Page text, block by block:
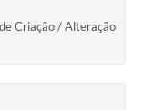
Criação / Alteração